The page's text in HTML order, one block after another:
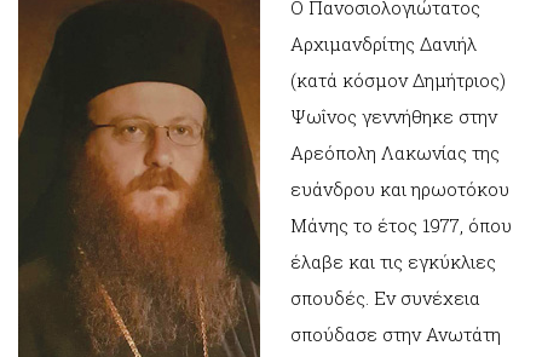
Ο Πανοσιολογιώτατος
Αρχιμανδρίτης Δανιήλ
(κατά κόσμον Δημήτριος)
Ψωΐνος γεννήθηκε στην
Αρεόπολη Λακωνίας της
ευάνδρου και ηρωοτόκου
Μάνης το έτος 1977, όπου
έλαβε και τις εγκύκλιες
σπουδές. Εν συνέχεια
σπούδασε στην Ανωτάτη